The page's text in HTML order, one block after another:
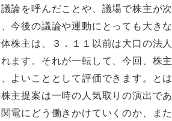
論を呼んだことや、議場で株主が
今後の議論や運動にとっても大き
株主は、３．１１以前は大口の法
ます。それが一転して、今回、株
よいこととして評価できます。と
主提案は一時の人気取りの演出で
電にどう働きかけていくのか、ま